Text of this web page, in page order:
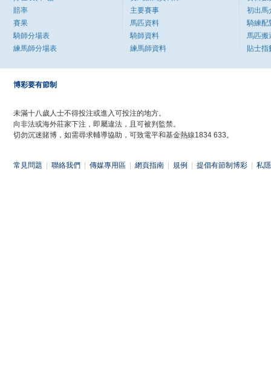
賠率
賽果
騎師分場表
練馬師分場表
主要賽事
馬匹資料
騎師資料
練馬師資料
初出馬
騎練配
馬匹搬
貼士指
博彩要有節制
未滿十八歲人士不得投注或進入可投注的地方。
向非法或海外莊家下注，即屬違法，且可被判監禁。
切勿沉迷賭博，如需尋求輔導協助，可致電平和基金熱線1834 633。
常見問題 聯絡我們 傳媒專用區 網頁指南 規例 提倡有節制博彩 私